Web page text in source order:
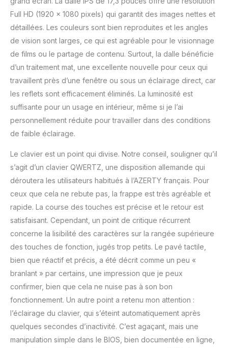
Full HD (1920 x 1080 pixels) qui garantit des images nettes et
détaillées. Les couleurs sont bien reproduites et les angles
de vision sont larges, ce qui est agréable pour le visionnage
de films ou le partage de contenu. Surtout, la dalle bénéficie
d’un traitement mat, une excellente nouvelle pour ceux qui
travaillent près d’une fenêtre ou sous un éclairage direct, car
les reflets sont efficacement éliminés. La luminosité est
suffisante pour un usage en intérieur, même si je l’ai
personnellement réduite pour travailler dans des conditions
de faible éclairage.
Le clavier est un point qui divise. Notre conseil, souligner qu’il
s’agit d’un clavier QWERTZ, une disposition allemande qui
déroutera les utilisateurs habitués à l’AZERTY français. Pour
ceux que cela ne rebute pas, la frappe est très agréable et
rapide. La course des touches est précise et le retour est
satisfaisant. Cependant, un point de critique récurrent
concerne la lisibilité des caractères sur la rangée supérieure
des touches de fonction, jugés trop petits. Le pavé tactile,
bien que réactif et précis, a été décrit comme un peu «
branlant » par certains, une impression que je peux
confirmer, bien que cela ne nuise pas à son bon
fonctionnement. Un autre point a retenu mon attention :
l’éclairage du clavier, qui s’éteint automatiquement après
quelques secondes d’inactivité. C’est agaçant, mais une
manipulation simple dans le BIOS, bien documentée en ligne,